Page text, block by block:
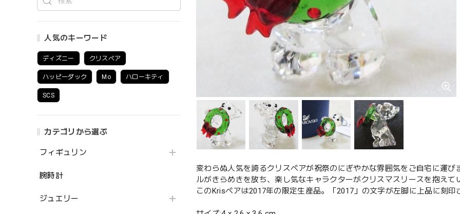
人気のキーワード
ディズニー クリスベア
ハッピーダック Mo ハローキティ
SCS
カテゴリから選ぶ
フィギュリン
腕時計
ジュエリー
変わらぬ人気を誇るクリスベアが祝祭のにぎやかな雰囲気をご自宅に運
ルがきらめきを放ち、楽し気なキャラクターがクリスマスリースを抱え
このKrisベアは2017年の限定生産品。「2017」の文字が左脚に上品に刻印